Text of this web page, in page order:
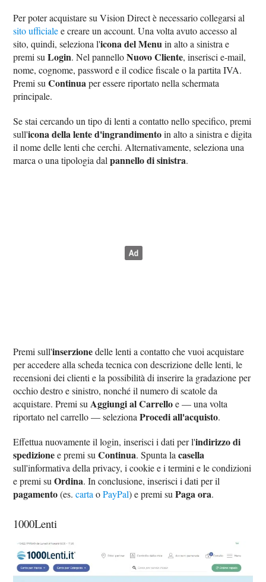
Per poter acquistare su Vision Direct è necessario collegarsi al
sito ufficialee creare un account. Una volta avuto accesso al
sito, quindi, seleziona l'icona del Menu in alto a sinistra e
premi suLogin. Nel pannelloNuovo Cliente, inserisci e-mail,
nome, cognome, password e il codice fiscale o la partita IVA.
Premi suContinua per essere riportato nella schermata
principale.
Se stai cercando un tipo di lenti a contatto nello specifico, premi
sull'icona della lente d'ingrandimentoin alto a sinistra e digita
il nome delle lenti che cerchi. Alternativamente, seleziona una
marca o una tipologia dalpannello di sinistra.
Premi sull'inserzionedelle lenti a contatto che vuoi acquistare
per accedere alla scheda tecnica con descrizione delle lenti, le
recensioni dei clienti e la possibilità di inserire la gradazione per
occhio destro e sinistro, nonché il numero di scatole da
acquistare. Premi su Aggiungi al Carrelloe — una volta
riportato nel carrello — selezionaProcedi all'acquisto.
Effettua nuovamente il login, inserisci i dati per l'indirizzo di
spedizionee premi suContinua. Spunta lacasella
sull'informativa della privacy, i cookie e i termini e le condizioni
e premi suOrdina. In conclusione, inserisci i dati per il
pagamento(es.carta oPayPal) e premi suPaga ora.
1000Lenti